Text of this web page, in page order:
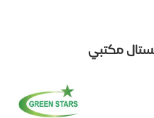
مكتبي